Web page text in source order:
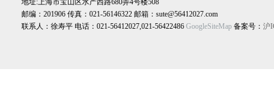
地址:上海市宝山区水产西路680弄4号楼508
邮编：201906 传真：021-56146322 邮箱：sute@56412027.com
联系人：徐寿平 电话：021-56412027,021-56422486 GoogleSiteMap 备案号： 沪